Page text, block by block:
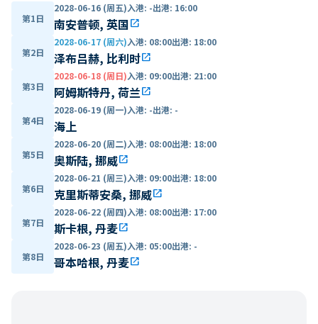
第1日
2028-06-16 (周五)入港: -出港: 16:00
南安普顿, 英国open_in_new
第2日
2028-06-17 (周六)入港: 08:00出港: 18:00
泽布吕赫, 比利时open_in_new
第3日
2028-06-18 (周日)入港: 09:00出港: 21:00
阿姆斯特丹, 荷兰open_in_new
第4日
2028-06-19 (周一)入港: -出港: -
海上
第5日
2028-06-20 (周二)入港: 08:00出港: 18:00
奥斯陆, 挪威open_in_new
第6日
2028-06-21 (周三)入港: 09:00出港: 18:00
克里斯蒂安桑, 挪威open_in_new
第7日
2028-06-22 (周四)入港: 08:00出港: 17:00
斯卡根, 丹麦open_in_new
第8日
2028-06-23 (周五)入港: 05:00出港: -
哥本哈根, 丹麦open_in_new